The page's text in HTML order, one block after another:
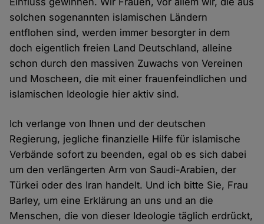
solchen sogenannten islamischen Ländern
entflohen sind, werden immer besorgter in dem
doch eigentlich freien Land Deutschland, alleine
schon durch den massiven Zuwachs von Vereinen
und Moscheen, die mit einer frauenfeindlichen und
islamischen Ideologie hier aktiv sind.
Ich verlange von Ihnen und der deutschen
Regierung, jegliche finanzielle Hilfe für islamische
Verbände sofort zu beenden, egal ob es sich dabei
um den verlängerten Arm von Saudi-Arabien, der
Türkei oder des Iran handelt. Und ich bitte Sie, Frau
Barley, um eine Erklärung an uns und an die
Menschen, die von dieser Ideologie täglich erdrückt,